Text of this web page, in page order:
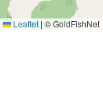
Leaflet | © GoldFishNet